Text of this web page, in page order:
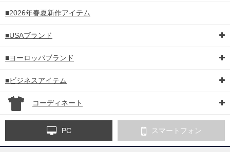
■2026年春夏新作アイテム
■USAブランド
■ヨーロッパブランド
■ビジネスアイテム
コーディネート
PC スマートフォン